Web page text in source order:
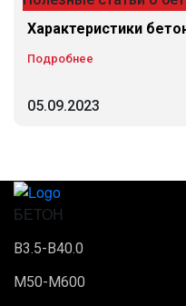
Характеристики
Подробнее
05.09.2023
БЕТОН
B3.5-B40.0
М50-М600